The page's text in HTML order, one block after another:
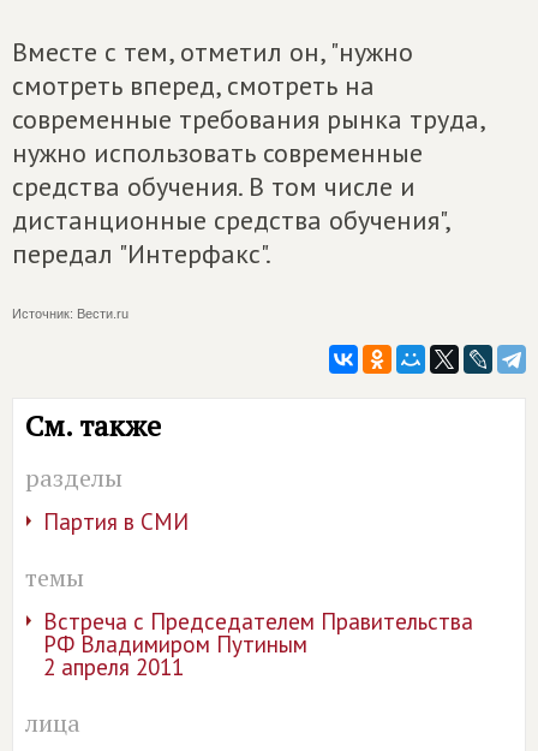
Вместе с тем, отметил он, "нужно
смотреть вперед, смотреть на
современные требования рынка труда,
нужно использовать современные
средства обучения. В том числе и
дистанционные средства обучения",
передал "Интерфакс".
Источник: Вести.ru
См. также
разделы
Партия в СМИ
темы
Встреча с Председателем Правительства
РФ Владимиром Путиным
2 апреля 2011
лица